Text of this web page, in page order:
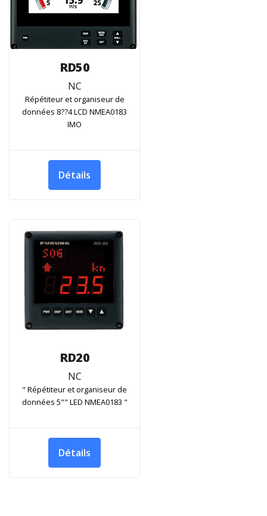
RD50
NC
Répétiteur et organiseur de
données 8??4 LCD NMEA0183
IMO
Détails
RD20
NC
" Répétiteur et organiseur de
données 5"" LED NMEA0183 "
Détails